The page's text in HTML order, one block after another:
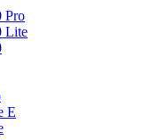
Pro
Lite
E